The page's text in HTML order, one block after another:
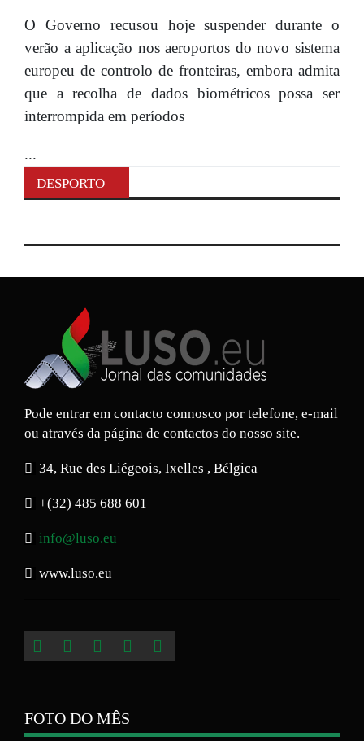
O Governo recusou hoje suspender durante o
verão a aplicação nos aeroportos do novo sistema
europeu de controlo de fronteiras, embora admita
que a recolha de dados biométricos possa ser
interrompida em períodos
...
DESPORTO
Pode entrar em contacto connosco por telefone, e-mail
ou através da página de contactos do nosso site.
34, Rue des Liégeois, Ixelles , Bélgica
+(32) 485 688 601
info@luso.eu
www.luso.eu
FOTO DO MÊS